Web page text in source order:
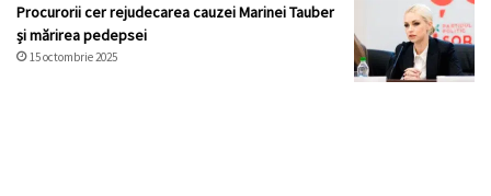
Procurorii cer rejudecarea cauzei Marinei Tauber
și mărirea pedepsei
15 octombrie 2025